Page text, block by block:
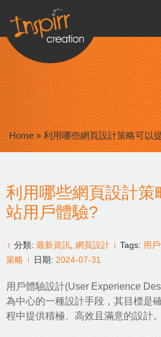
Home » 利用哪些網頁設計策略可以
利用哪些網頁設計策
站用戶體驗?
分類: 最新資訊 網頁設計 Tags: 用
策略
日期: 2024-07-31
用戶體驗設計(User Experience
為中心的一種設計手段，其目標是
程中提供積極、高效且滿意的設計。